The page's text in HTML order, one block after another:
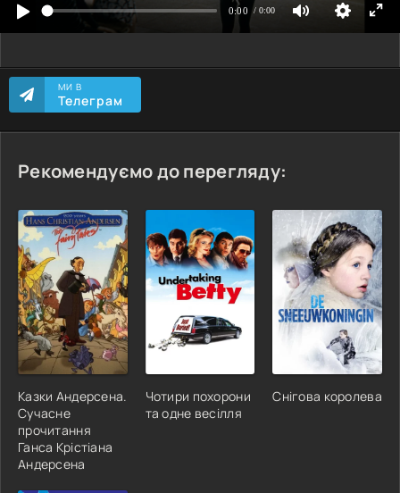
МИ В
Телеграм
Рекомендуємо до перегляду:
Казки Андерсена.
Сучасне
прочитання
Ганса Крістіана
Андерсена
Чотири похорони
та одне весілля
Снігова королева